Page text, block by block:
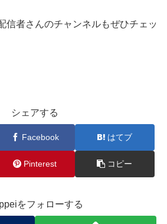
信者さんのチャンネルもぜひチェッ
シェアする
Facebook はてブ
Pinterest コピー
をフォローする